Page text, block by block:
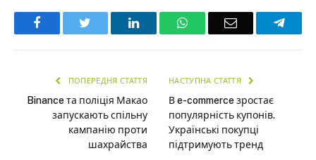
Facebook LinkedInWhatsAppEmail
ПОПЕРЕДНЯ СТАТТЯ
Binance та поліція Макао
запускають спільну
кампанію проти
шахрайства
НАСТУПНА СТАТТЯ
В e-commerce зростає
популярність купонів.
Українські покупці
підтримують тренд